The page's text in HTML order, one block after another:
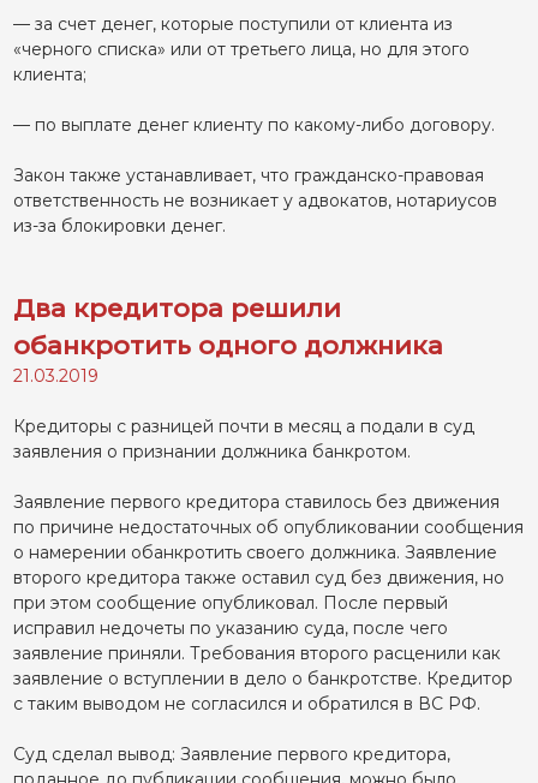
— за счет денег, которые поступили от клиента из
«черного списка» или от третьего лица, но для этого
клиента;
— по выплате денег клиенту по какому-либо договору.
Закон также устанавливает, что гражданско-правовая
ответственность не возникает у адвокатов, нотариусов
из-за блокировки денег.
Два кредитора решили
обанкротить одного должника
21.03.2019
Кредиторы с разницей почти в месяц а подали в суд
заявления о признании должника банкротом.
Заявление первого кредитора ставилось без движения
по причине недостаточных об опубликовании сообщения
о намерении обанкротить своего должника. Заявление
второго кредитора также оставил суд без движения, но
при этом сообщение опубликовал. После первый
исправил недочеты по указанию суда, после чего
заявление приняли. Требования второго расценили как
заявление о вступлении в дело о банкротстве. Кредитор
с таким выводом не согласился и обратился в ВС РФ.
Суд сделал вывод: Заявление первого кредитора,